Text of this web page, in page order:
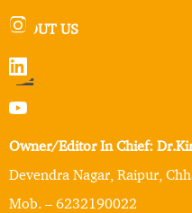
ABOUT US
Owner/Editor In Chief:
Devendra Nagar, Raipur,
Mob. – 6232190022